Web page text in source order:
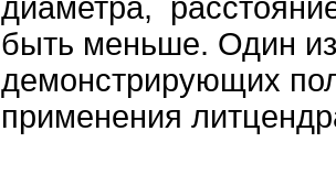
диаметра,
быть меньше. Один
демонстрирующих
применения